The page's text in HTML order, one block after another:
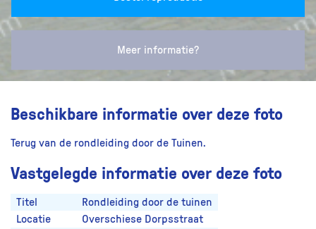
Meer informatie?
Beschikbare informatie over deze foto
Terug van de rondleiding door de Tuinen.
Vastgelegde informatie over deze foto
Titel
Rondleiding door de tuinen
Locatie
Overschiese Dorpsstraat